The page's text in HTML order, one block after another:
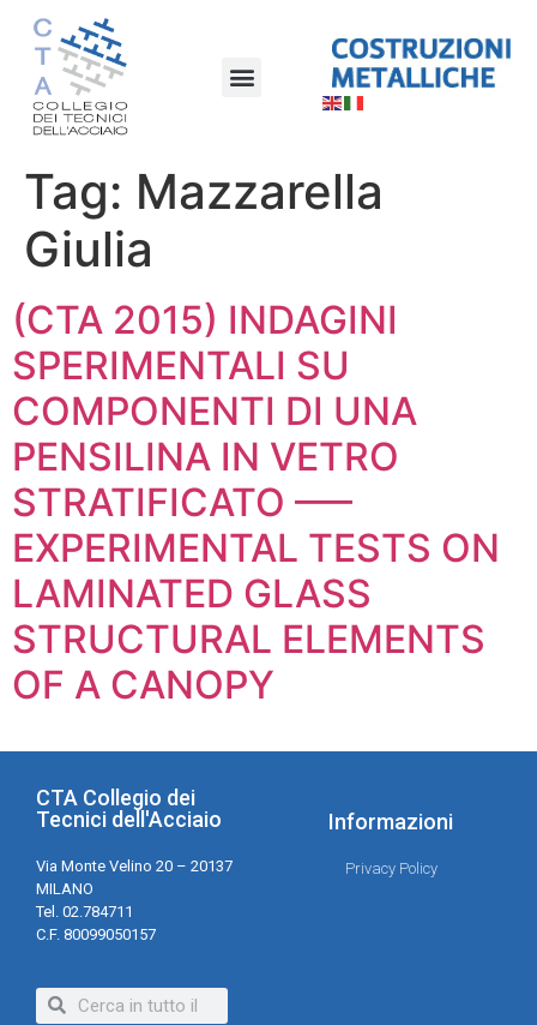
Tag: Mazzarella
Giulia
(CTA 2015) INDAGINI
SPERIMENTALI SU
COMPONENTI DI UNA
PENSILINA IN VETRO
STRATIFICATO —–
EXPERIMENTAL TESTS ON
LAMINATED GLASS
STRUCTURAL ELEMENTS
OF A CANOPY
CTA Collegio dei
Tecnici dell'Acciaio
Via Monte Velino 20 – 20137
MILANO
Tel. 02.784711
C.F. 80099050157
Informazioni
Privacy Policy